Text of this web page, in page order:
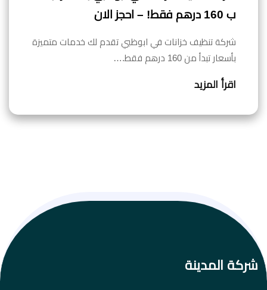
ب 160 درهم فقط! – احجز الان
شركة تنظيف خزانات في ابوظبي تقدم لك خدمات متميزة
بأسعار تبدأ من 160 درهم فقط.…
اقرأ المزيد
شركة المدينة